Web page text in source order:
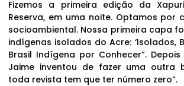
Fizemos a primeira edição da
Reserva, em uma noite. Optamos por
socioambiental. Nossa primeira capa
indígenas isolados do Acre: ‘Isolados,
Brasil Indígena por Conhecer”.
Jaime inventou de fazer uma outra
toda revista tem que ter número zero”.